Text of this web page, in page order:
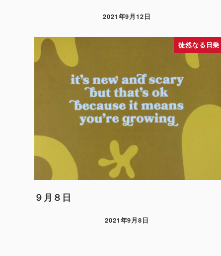
2021年9月12日
徒然なる日乗
９月８日
2021年9月8日